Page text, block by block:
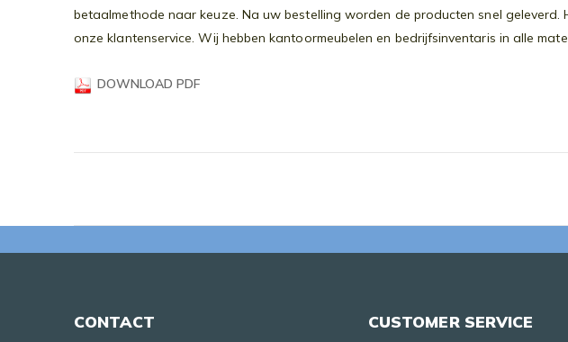
betaalmethode naar keuze. Na uw bestelling worden de producten snel
onze klantenservice. Wij hebben kantoormeubelen en bedrijfsinventaris in alle
DOWNLOAD PDF
CONTACT CUSTOMER SERVICE